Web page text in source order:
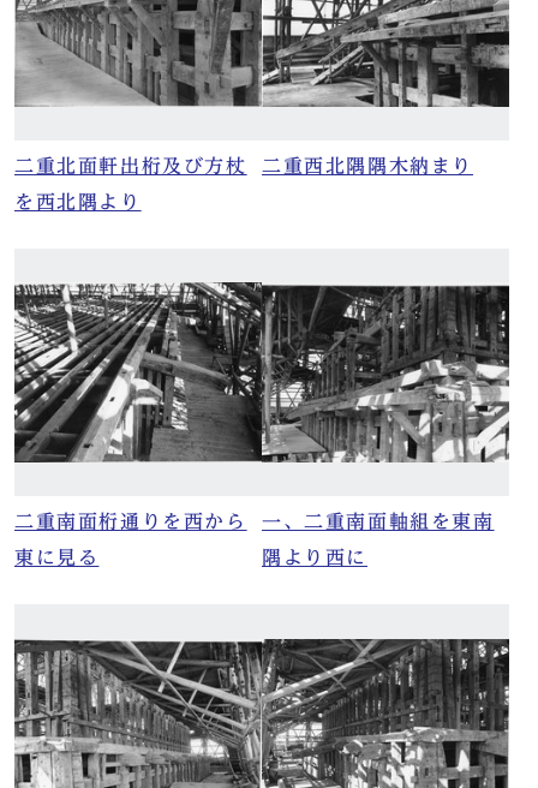
二重北面軒出桁及び方杖
を西北隅より
二重西北隅隅木納まり
二重南面桁通りを西から
東に見る
一、二重南面軸組を東南
隅より西に